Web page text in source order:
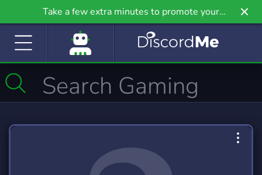
Take a few extra minutes to promote your
community even further on Griv.io, our newest